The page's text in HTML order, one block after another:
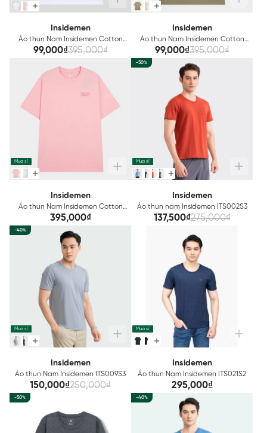
Insidemen
Áo thun Nam Insidemen Cotton
ITS072S3
99,000₫395,000₫
Insidemen
Áo thun Nam Insidemen Cotton
ITS073S3
99,000₫395,000₫
Mua sỉ
Insidemen
Áo thun Nam Insidemen Cotton
ITS088S3
395,000₫
-50%
Mua sỉ
Insidemen
Áo thun nam Insidemen ITS002S3
137,500₫275,000₫
-40%
Mua sỉ
Insidemen
Áo thun Nam Insidemen ITS009S3
150,000₫250,000₫
Mua sỉ
Insidemen
Áo thun Nam Insidemen ITS021S2
295,000₫
-50% -40%